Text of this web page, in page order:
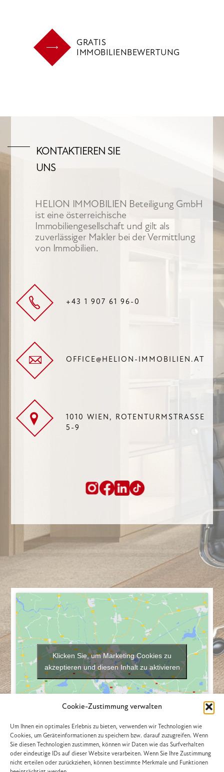
Cookie-Zustimmung verwalten
Um Ihnen ein optimales Erlebnis zu bieten, verwenden wir Technologien wie
Cookies, um Geräteinformationen zu speichern bzw. darauf zuzugreifen. Wenn
Sie diesen Technologien zustimmen, können wir Daten wie das Surfverhalten
oder eindeutige IDs auf dieser Website verarbeiten. Wenn Sie Ihre Zustimmung
nicht erteilen oder zurückziehen, können bestimmte Merkmale und Funktionen
GRATIS
IMMOBILIENBEWERTUNG
KONTAKTIEREN SIE
UNS
HELION IMMOBILIEN Beteiligung GmbH
ist eine österreichische
Immobiliengesellschaft und gilt als
zuverlässiger Makler bei der Vermittlung
von Immobilien.
+43 1 907 61 96-0
OFFICE@HELION-IMMOBILIEN.AT
1010 WIEN, ROTENTURMSTRASSE 5
-9
Klicken Sie, um Marketing Cookies zu
akzeptieren und diesen Inhalt zu aktivieren